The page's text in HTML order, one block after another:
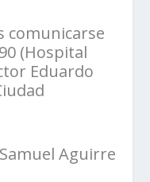
comunicarse
(Hospital
Eduardo
Samuel Aguirre